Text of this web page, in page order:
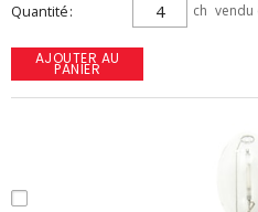
Quantité ch vendu
AJOUTER AU
PANIER